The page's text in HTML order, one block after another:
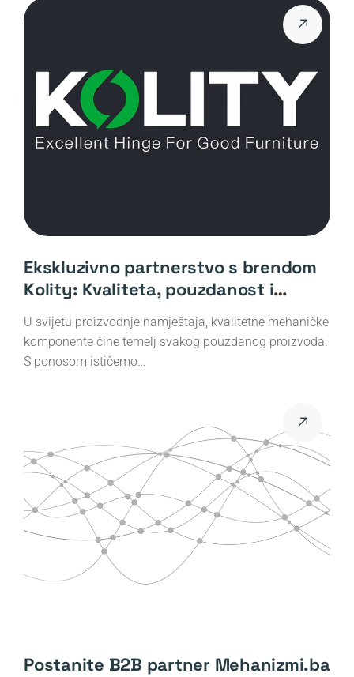
Ekskluzivno partnerstvo s brendom
Kolity: Kvaliteta, pouzdanost i
inovacija
U svijetu proizvodnje namještaja, kvalitetne mehaničke
komponente čine temelj svakog pouzdanog proizvoda.
S ponosom ističemo…
Postanite B2B partner Mehanizmi.ba